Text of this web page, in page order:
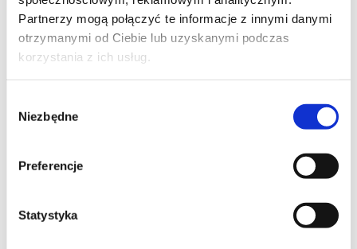
Partnerzy mogą połączyć te informacje z innymi danymi
otrzymanymi od Ciebie lub uzyskanymi podczas
korzystania z ich usług.
zgody
Niezbędne
Preferencje
Statystyka
Kontakt
kontakt@czerwonaszpilka.pl